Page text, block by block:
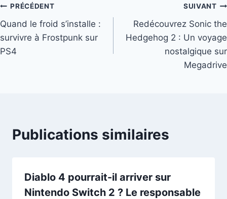
Navigation
de
l’article
PRÉCÉDENT
Quand le froid s’installe :
survivre à Frostpunk sur
PS4
SUIVANT
Redécouvrez Sonic the
Hedgehog 2 : Un voyage
nostalgique sur
Megadrive
Publications similaires
Diablo 4 pourrait-il arriver sur
Nintendo Switch 2 ? Le responsable